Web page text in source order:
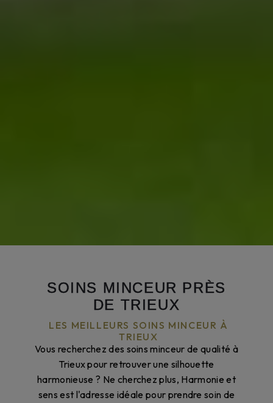
SOINS MINCEUR PRÈS
DE TRIEUX
LES MEILLEURS SOINS MINCEUR À
TRIEUX
Vous recherchez des soins minceur de qualité à
Trieux pour retrouver une silhouette
harmonieuse ? Ne cherchez plus, Harmonie et
sens est l'adresse idéale pour prendre soin de